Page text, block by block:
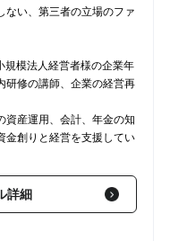
ない、第三者の立場のファ
模法人経営者様の企業年
研修の講師、企業の経営再
資産運用、会計、年金の知
金創りと経営を支援してい
詳細